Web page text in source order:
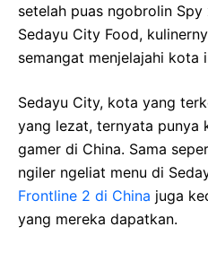
setelah puas ngobrolin
Sedayu City Food,
semangat menjelajahi kota
Sedayu City, kota yang
yang lezat, ternyata punya
gamer di China. Sama
ngiler ngeliat menu di
Frontline 2 di China juga
yang mereka dapatkan.